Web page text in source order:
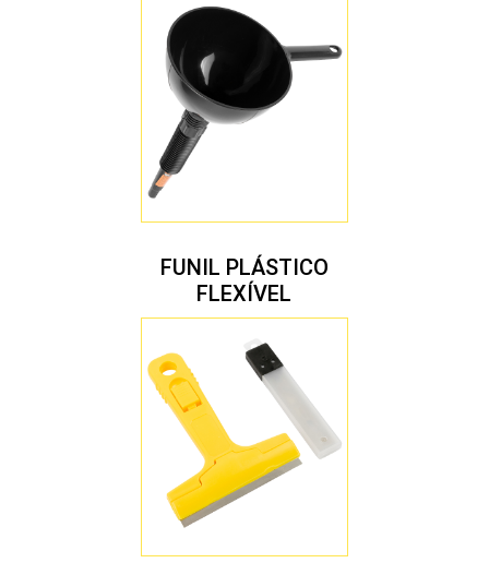
FUNIL PLÁSTICO
FLEXÍVEL